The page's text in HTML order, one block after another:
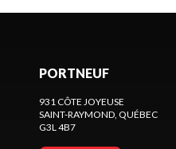
PORTNEUF
931 CÔTE JOYEUSE
SAINT-RAYMOND , QUÉBEC
G3L 4B7